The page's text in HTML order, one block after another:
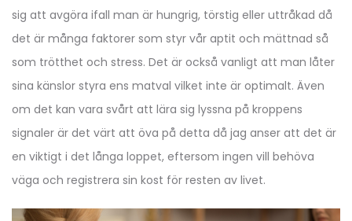
sig att avgöra ifall man är hungrig, törstig eller uttråkad då
det är många faktorer som styr vår aptit och mättnad så
som trötthet och stress. Det är också vanligt att man låter
sina känslor styra ens matval vilket inte är optimalt. Även
om det kan vara svårt att lära sig lyssna på kroppens
signaler är det värt att öva på detta då jag anser att det är
en viktigt i det långa loppet, eftersom ingen vill behöva
väga och registrera sin kost för resten av livet.